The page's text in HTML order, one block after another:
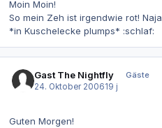
Moin Moin!
So mein Zeh ist irgendwie rot!
*in Kuschelecke plumps* :schlaf:
Gast The Nightfly
Gäste
24. Oktober 200619 j
Guten Morgen!